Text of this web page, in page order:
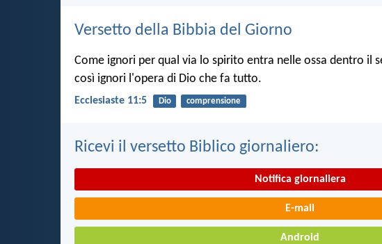
Versetto della Bibbia del Giorno
Come ignori per qual via lo spirito entra nelle ossa dentro il
così ignori l'opera di Dio che fa tutto.
Ecclesiaste 11:5 Dio comprensione
Ricevi il versetto Biblico giornaliero:
Notifica giornaliera
E-mail
Android